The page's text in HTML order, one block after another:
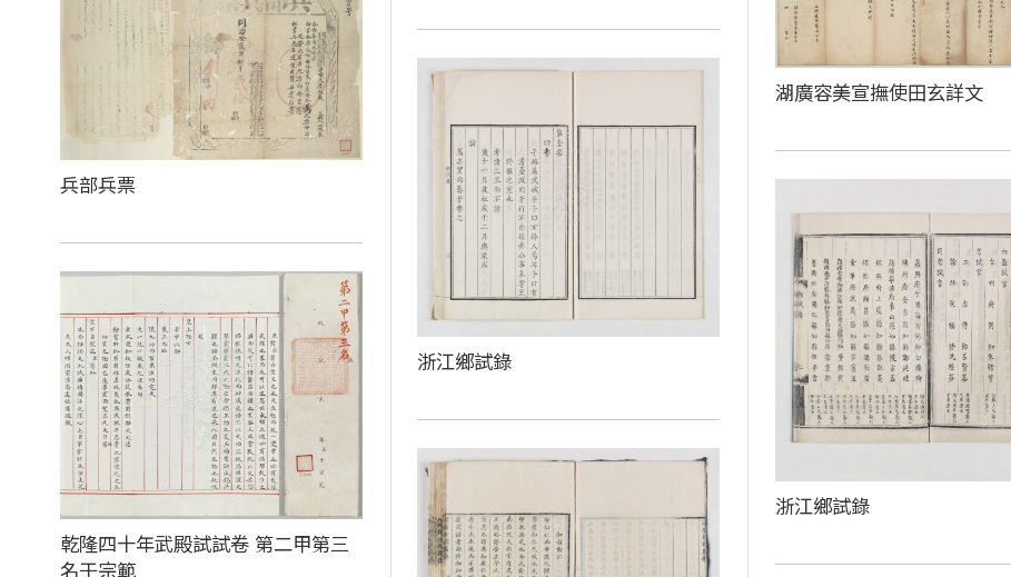
湖廣容美宣撫使田玄詳文
兵部兵票
浙江鄉試錄
浙江鄉試錄
乾隆四十年武殿試試卷 第二甲第三
名于宗範